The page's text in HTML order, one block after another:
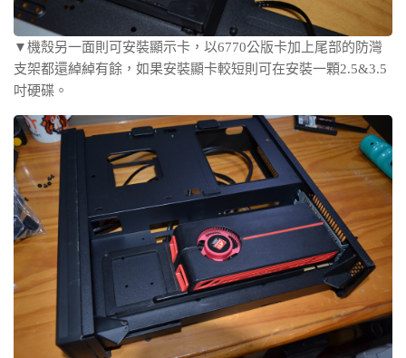
▼機殼另一面則可安裝顯示卡，以6770公版卡加上尾部的防灣
支架都還綽綽有餘，如果安裝顯卡較短則可在安裝一顆2.5&3.5
吋硬碟。